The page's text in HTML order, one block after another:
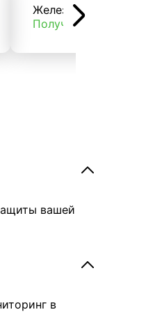
Железнодорожные
Получить
вашей
в